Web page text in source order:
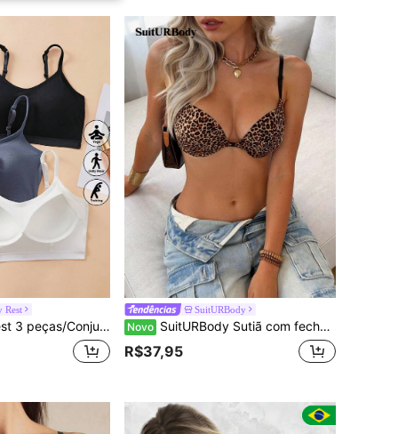
Rest
Sem Fio Ajustável de Cor Sólida para Mulheres, Adequado para Esportes e Dormir
SuitURBody
Novo SuitURBody Sutiã com fecho frontal com estampa de leopardo
R$37,95